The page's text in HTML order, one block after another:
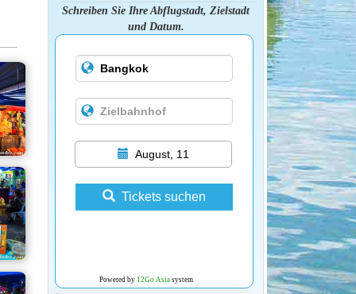
Schreiben Sie Ihre Abflugstadt, Zielstadt
und Datum.
August, 11
Tickets suchen
Powered by 12Go Asiasystem